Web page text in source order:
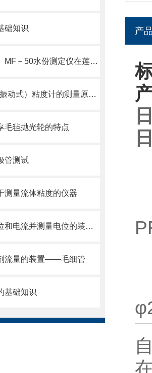
础知识
【时讯科普】MF－50水份测定仪在莲蓉馅料水份测定上的运用
SV型（音叉振动式）粘度计的测量原理及机构
毛毡抛光轮的特点
管测试
测量流体粘度的仪器
一种控制电位和电流并测量电位的装置——恒电位仪
流量的装置——毛细管
基础知识
产